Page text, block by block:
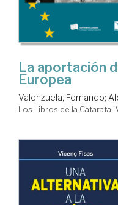
La aportación
Europea
Valenzuela, Fernando;
Los Libros de la Catarata.